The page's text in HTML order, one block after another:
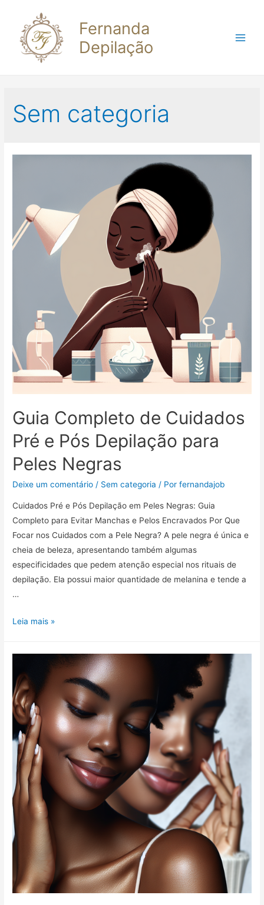
Fernanda
Depilação
Sem categoria
Guia Completo de Cuidados
Pré e Pós Depilação para
Peles Negras
Deixe um comentário / Sem categoria / Porfernandajob
Cuidados Pré e Pós Depilação em Peles Negras: Guia
Completo para Evitar Manchas e Pelos Encravados Por Que
Focar nos Cuidados com a Pele Negra? A pele negra é única e
cheia de beleza, apresentando também algumas
especificidades que pedem atenção especial nos rituais de
depilação. Ela possui maior quantidade de melanina e tende a
…
Guia
Pré
e
Pós
Depilação
para
Peles
Negras
Leia mais »